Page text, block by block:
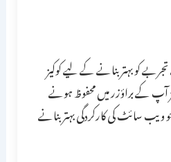
کو بہتر بنانے کے لیے کوکیز
آپ کے براؤزر میں محفوظ ہونے
ویب سائٹ کی کارکردگی بہتر بنانے